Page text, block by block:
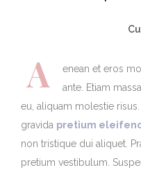
A
enean et eros
ante. Etiam
eu, aliquam molestie
gravida pretium
non tristique dui aliquet.
pretium vestibulum.